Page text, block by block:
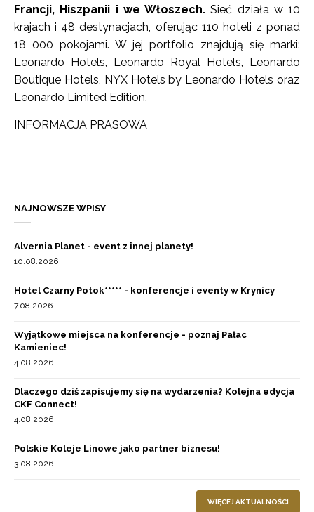
Francji, Hiszpanii i we Włoszech.Sieć działa w 10
krajach i 48 destynacjach, oferując 110 hoteli z ponad
18 000 pokojami. W jej portfolio znajdują się marki:
Leonardo Hotels, Leonardo Royal Hotels, Leonardo
Boutique Hotels, NYX Hotels by Leonardo Hotels oraz
Leonardo Limited Edition.
INFORMACJA PRASOWA
NAJNOWSZE WPISY
Alvernia Planet - event z innej planety!
10.08.2026
Hotel Czarny Potok***** - konferencje i eventy w Krynicy
7.08.2026
Wyjątkowe miejsca na konferencje - poznaj Pałac
Kamieniec!
4.08.2026
Dlaczego dziś zapisujemy się na wydarzenia? Kolejna edycja
CKF Connect!
4.08.2026
Polskie Koleje Linowe jako partner biznesu!
3.08.2026
WIĘCEJ AKTUALNOŚCI